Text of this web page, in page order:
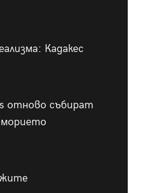
Кадакес
отново събират